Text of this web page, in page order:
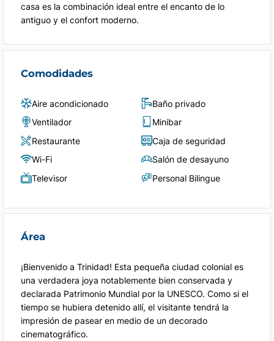
casa es la combinación ideal entre el encanto de lo
antiguo y el confort moderno.
Comodidades
Aire acondicionado
Ventilador
Restaurante
Wi-Fi
Televisor
Baño privado
Minibar
Caja de seguridad
Salón de desayuno
Personal Bilingue
Área
¡Bienvenido a Trinidad! Esta pequeña ciudad colonial es
una verdadera joya notablemente bien conservada y
declarada Patrimonio Mundial por la UNESCO. Como si el
tiempo se hubiera detenido allí, el visitante tendrá la
impresión de pasear en medio de un decorado
cinematográfico.